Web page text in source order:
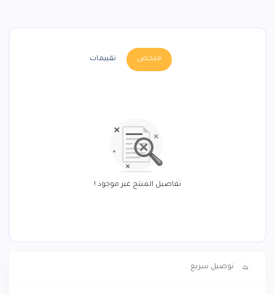
ملخص تقييمات
تفاصيل المنتج غير موجود !
توصيل سريع